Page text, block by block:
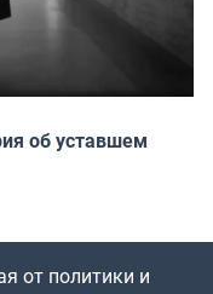
об уставшем
от политики и